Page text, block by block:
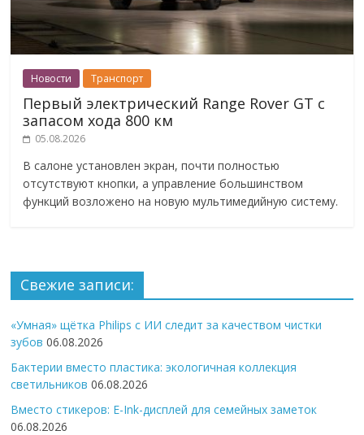
Новости Транспорт
Первый электрический Range Rover GT с
запасом хода 800 км
05.08.2026
В салоне установлен экран, почти полностью
отсутствуют кнопки, а управление большинством
функций возложено на новую мультимедийную систему.
Свежие записи:
«Умная» щётка Philips с ИИ следит за качеством чистки
зубов 06.08.2026
Бактерии вместо пластика: экологичная коллекция
светильников 06.08.2026
Вместо стикеров: E-Ink-дисплей для семейных заметок
06.08.2026